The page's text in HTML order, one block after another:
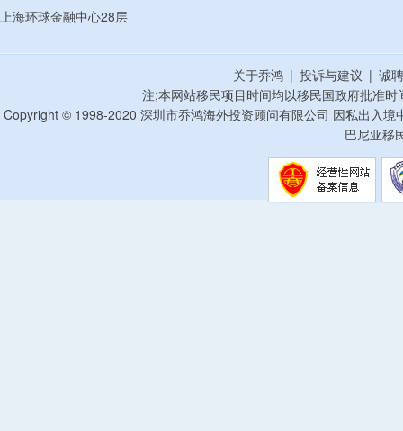
上海环球金融中心28层
关于乔鸿 | 投诉与建议 | 诚
注;本网站移民项目时间均以移民国政府批准
Copyright © 1998-2020 深圳市乔鸿海外投资顾问有限公司 因私出入
巴尼亚移